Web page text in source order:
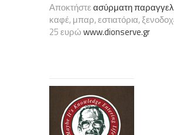
Αποκτήστεασύρματη
καφέ, μπαρ, εστιατόρια,
25 ευρώwww.dionserve.gr